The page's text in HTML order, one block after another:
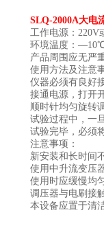
SLQ-2000A大电
工作电源：
环境温度：
产品周围应无严
使用方法及注意
仪器必须有良好
接通电源，打开
顺时针均匀旋转
试验过程中，一
试验完毕，必须
注意事项：
新安装和长时间
使用中升流变压
使用时应缓慢均
调压器与电刷接
本设备应置于清